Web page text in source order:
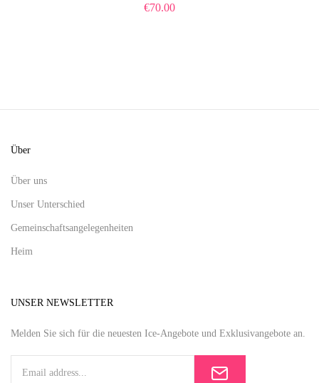
€70.00
Über
Über uns
Unser Unterschied
Gemeinschaftsangelegenheiten
Heim
UNSER NEWSLETTER
Melden Sie sich für die neuesten Ice-Angebote und Exklusivangebote an.